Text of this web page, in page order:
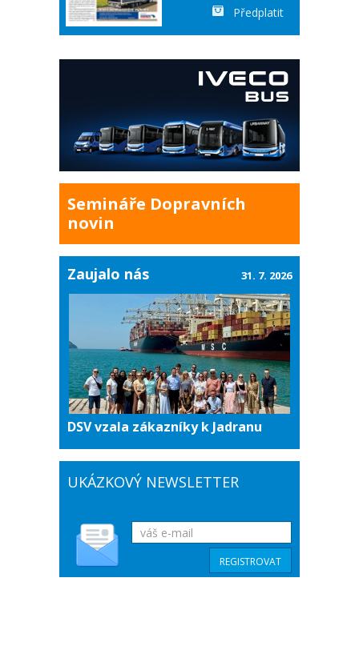
Předplatit
Semináře Dopravních
novin
Zaujalo nás
DSV vzala zákazníky k Jadranu
31. 7. 2026
UKÁZKOVÝ NEWSLETTER